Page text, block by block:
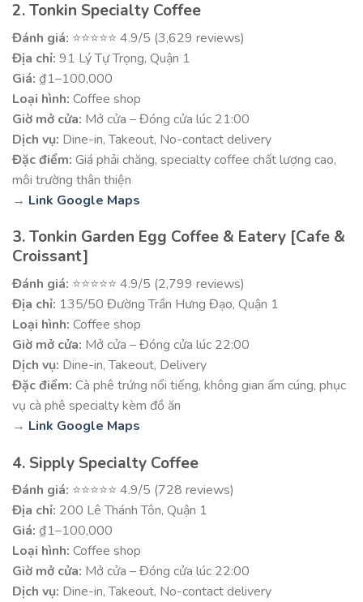
2. Tonkin Specialty Coffee
Đánh giá: ⭐⭐⭐⭐⭐ 4.9/5 (3,629 reviews)
Địa chỉ: 91 Lý Tự Trọng, Quận 1
Giá: ₫1–100,000
Loại hình: Coffee shop
Giờ mở cửa: Mở cửa – Đóng cửa lúc 21:00
Dịch vụ: Dine-in, Takeout, No-contact delivery
Đặc điểm: Giá phải chăng, specialty coffee chất lượng cao,
môi trường thân thiện
→ Link Google Maps
3. Tonkin Garden Egg Coffee & Eatery [Cafe &
Croissant]
Đánh giá: ⭐⭐⭐⭐⭐ 4.9/5 (2,799 reviews)
Địa chỉ: 135/50 Đường Trần Hưng Đạo, Quận 1
Loại hình: Coffee shop
Giờ mở cửa: Mở cửa – Đóng cửa lúc 22:00
Dịch vụ: Dine-in, Takeout, Delivery
Đặc điểm: Cà phê trứng nổi tiếng, không gian ấm cúng, phục
vụ cà phê specialty kèm đồ ăn
→ Link Google Maps
4. Sipply Specialty Coffee
Đánh giá: ⭐⭐⭐⭐⭐ 4.9/5 (728 reviews)
Địa chỉ: 200 Lê Thánh Tôn, Quận 1
Giá: ₫1–100,000
Loại hình: Coffee shop
Giờ mở cửa: Mở cửa – Đóng cửa lúc 22:00
Dịch vụ: Dine-in, Takeout, No-contact delivery